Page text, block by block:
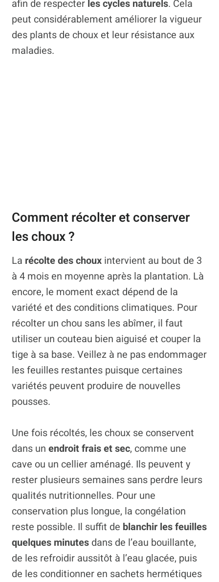
afin de respecter les cycles naturels. Cela
peut considérablement améliorer la vigueur
des plants de choux et leur résistance aux
maladies.
Comment récolter et conserver
les choux ?
La récolte des choux intervient au bout de 3
à 4 mois en moyenne après la plantation. Là
encore, le moment exact dépend de la
variété et des conditions climatiques. Pour
récolter un chou sans les abîmer, il faut
utiliser un couteau bien aiguisé et couper la
tige à sa base. Veillez à ne pas endommager
les feuilles restantes puisque certaines
variétés peuvent produire de nouvelles
pousses.
Une fois récoltés, les choux se conservent
dans un endroit frais et sec, comme une
cave ou un cellier aménagé. Ils peuvent y
rester plusieurs semaines sans perdre leurs
qualités nutritionnelles. Pour une
conservation plus longue, la congélation
reste possible. Il suffit de blanchir les feuilles
quelques minutes dans de l’eau bouillante,
de les refroidir aussitôt à l’eau glacée, puis
de les conditionner en sachets hermétiques